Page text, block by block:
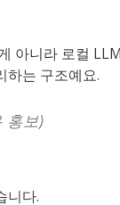
아니라 로컬
하는 구조예요.
홍보)
니다.